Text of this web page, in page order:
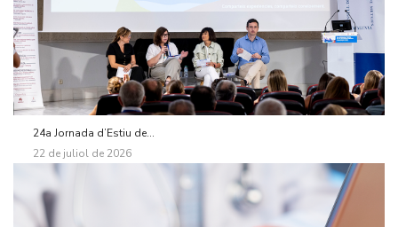
24a Jornada d’Estiu de...
22 de juliol de 2026